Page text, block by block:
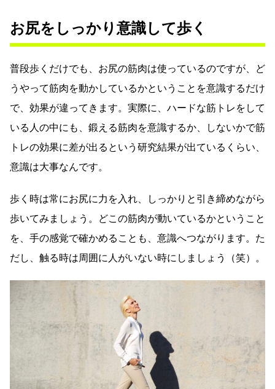
お尻をしっかり意識して歩く
普段歩くだけでも、お尻の筋肉は使っているのですが、ど
うやって筋肉を動かしているかということを意識するだけ
で、効果が違ってきます。実際に、ハードな筋トレをして
いる人の中にも、鍛える筋肉を意識するか、しないかで筋
トレの効果に差が出るという研究結果が出ているくらい、
意識は大事なんです。
歩く時は常にお尻に力を入れ、しっかりと引き締めながら
歩いてみましょう。どこの筋肉が動いているかということ
を、手の感覚で確かめることも、意識へつながります。た
だし、触る時は周囲に人がいない時にしましょう（笑）。